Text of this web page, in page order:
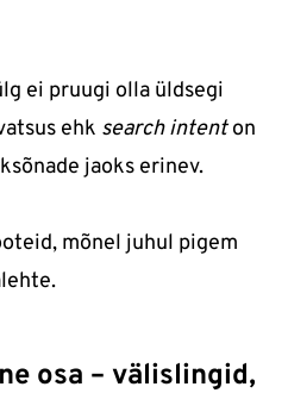
ei pruugi olla üldsegi
ehk search intenton
jaoks erinev.
mõnel juhul pigem
osa – välislingid,